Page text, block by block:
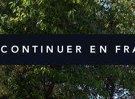
CONTINUER EN